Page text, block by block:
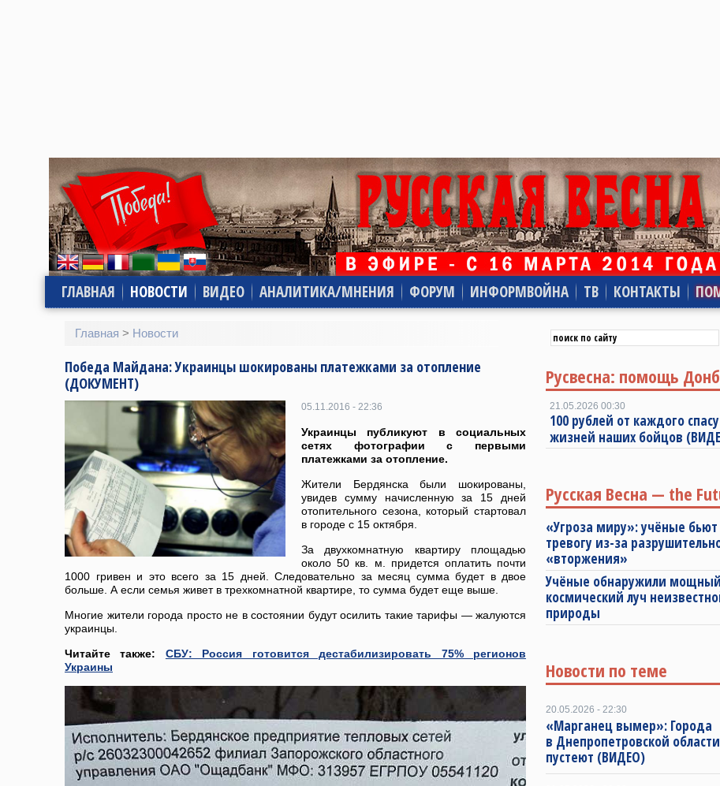
ГЛАВНАЯ НОВОСТИ ВИДЕО АНАЛИТИКА/МНЕНИЯ ФОРУМ ИНФОРМВОЙНА ТВ КОНТАКТЫ
Главная > Новости
Победа Майдана: Украинцы шокированы платежками за отопление
(ДОКУМЕНТ)
05.11.2016 - 22:36
Украинцы публикуют в социальных
сетях фотографии с первыми
платежками за отопление.
Жители Бердянска были шокированы,
увидев сумму начисленную за 15 дней
отопительного сезона, который стартовал
в городе с 15 октября.
За двухкомнатную квартиру площадью
около 50 кв. м. придется оплатить почти
1000 гривен и это всего за 15 дней. Следовательно за месяц сумма будет в двое
больше. А если семья живет в трехкомнатной квартире, то сумма будет еще выше.
Многие жители города просто не в состоянии будут осилить такие тарифы — жалуются
украинцы.
Читайте также: СБУ: Россия готовится дестабилизировать 75% регионов
Украины
Русвесна: помощь
21.05.2026 00:30
100 рублей от каждого
жизней наших бойцов
Русская Весна — the
«Угроза миру»: учёные бьют
тревогу из-за
«вторжения»
Учёные обнаружили мощный
космический луч
природы
Новости по теме
20.05.2026 - 22:30
«Марганец вымер»: Города
в Днепропетровской области
пустеют (ВИДЕО)